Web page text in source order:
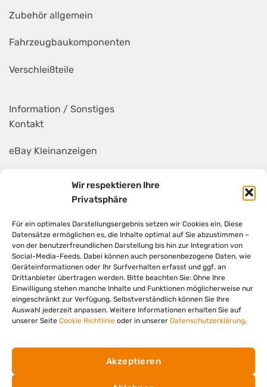
Wir respektieren Ihre
Privatsphäre
Für ein optimales Darstellungsergebnis setzen wir Cookies ein. Diese
Datensätze ermöglichen es, die Inhalte optimal auf Sie abzustimmen –
von der benutzerfreundlichen Darstellung bis hin zur Integration von
Social-Media-Feeds. Dabei können auch personenbezogene Daten, wie
Geräteinformationen oder Ihr Surfverhalten erfasst und ggf. an
Drittanbieter übertragen werden. Bitte beachten Sie: Ohne Ihre
Einwilligung stehen manche Inhalte und Funktionen möglicherweise nur
eingeschränkt zur Verfügung. Selbstverständlich können Sie Ihre
Auswahl jederzeit anpassen. Weitere Informationen erhalten Sie auf
unserer Seite Cookie Richtlinie oder in unserer Datenschutzerklärung.
Akzeptieren
Zubehör allgemein
Fahrzeugbaukomponenten
Verschleißteile
Information / Sonstiges
Kontakt
eBay Kleinanzeigen
Widerruf
© 2026 GSK Gebrüder Klos GmbH